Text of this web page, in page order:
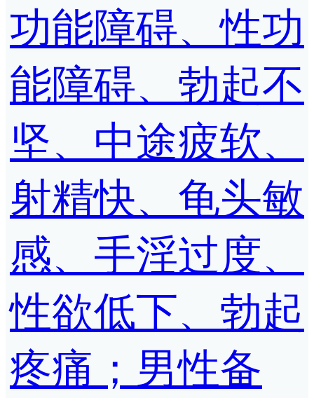
功能障碍、性功
能障碍、勃起不
坚、中途疲软、
射精快、龟头敏
感、手淫过度、
性欲低下、勃起
疼痛；男性备